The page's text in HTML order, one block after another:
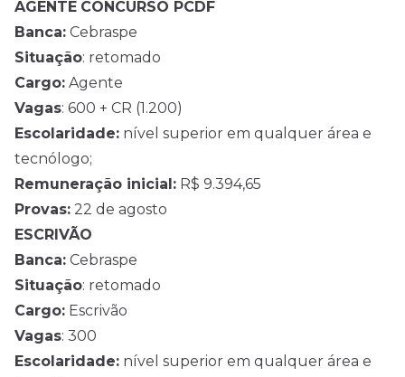
AGENTE CONCURSO PCDF
Banca: Cebraspe
Situação: retomado
Cargo: Agente
Vagas: 600 + CR (1.200)
Escolaridade: nível superior em qualquer área e
tecnólogo;
Remuneração inicial: R$ 9.394,65
Provas: 22 de agosto
ESCRIVÃO
Banca: Cebraspe
Situação: retomado
Cargo: Escrivão
Vagas: 300
Escolaridade: nível superior em qualquer área e